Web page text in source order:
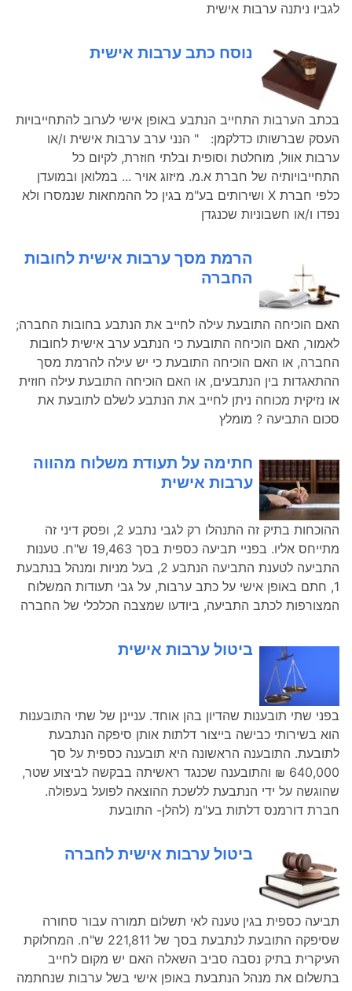
לגביו ניתנה ערבות אישית
נוסח כתב ערבות אישית
בכתב הערבות התחייב הנתבע באופן אישי לערוב להתחייבויות
העסק שברשותו כדלקמן: " הנני ערב ערבות אישית ו/או
ערבות אוול, מוחלטת וסופית ובלתי חוזרת, לקיום כל
התחייבויותיה של חברת א.מ. מיזוג אויר ... במלואן ובמועדן
כלפי חברת X ושירותים בע"מ בגין כל ההמחאות שנמסרו ולא
נפדו ו/או חשבוניות שכנגדן
הרמת מסך ערבות אישית לחובות
החברה
האם הוכיחה התובעת עילה לחייב את הנתבע בחובות החברה;
לאמור, האם הוכיחה התובעת כי הנתבע ערב אישית לחובות
החברה, או האם הוכיחה התובעת כי יש עילה להרמת מסך
ההתאגדות בין הנתבעים, או האם הוכיחה התובעת עילה חוזית
או נזיקית מכוחה ניתן לחייב את הנתבע לשלם לתובעת את
סכום התביעה ? מומלץ
חתימה על תעודת משלוח מהווה
ערבות אישית
ההוכחות בתיק זה התנהלו רק לגבי נתבע 2, ופסק דיני זה
מתייחס אליו. בפניי תביעה כספית בסך 19,463 ש"ח. טענות
התביעה לטענת התביעה הנתבע 2, בעל מניות ומנהל בנתבעת
1, חתם באופן אישי על כתב ערבות, על גבי תעודות המשלוח
המצורפות לכתב התביעה, ביודעו שמצבה הכלכלי של החברה
ביטול ערבות אישית
בפני שתי תובענות שהדיון בהן אוחד. עניינן של שתי התובענות
הוא בשירותי כבישה בייצור דלתות אותן סיפקה הנתבעת
לתובעת. התובענה הראשונה היא תובענה כספית על סך
640,000 ₪ והתובענה שכנגד ראשיתה בבקשה לביצוע שטר,
שהוגשה על ידי הנתבעת ללשכת ההוצאה לפועל בעפולה.
חברת דורמנס דלתות בע"מ (להלן- התובעת
ביטול ערבות אישית לחברה
תביעה כספית בגין טענה לאי תשלום תמורה עבור סחורה
שסיפקה התובעת לנתבעת בסך של 221,811 ש"ח. המחלוקת
העיקרית בתיק נסבה סביב השאלה האם יש מקום לחייב
בתשלום את מנהל הנתבעת באופן אישי בשל ערבות שנחתמה